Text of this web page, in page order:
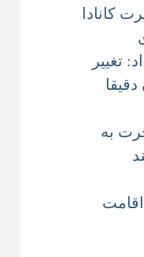
کانادا
تغییر
به
اقامت